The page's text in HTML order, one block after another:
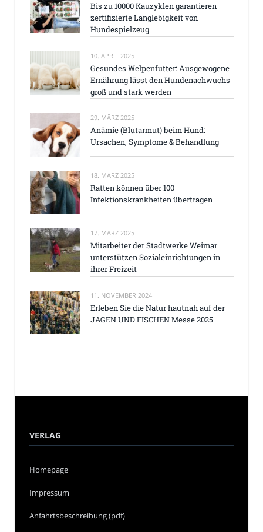
Bis zu 10000 Kauzyklen garantieren
zertifizierte Langlebigkeit von
Hundespielzeug
10. APRIL 2025
Gesundes Welpenfutter: Ausgewogene
Ernährung lässt den Hundenachwuchs
groß und stark werden
29. MÄRZ 2025
Anämie (Blutarmut) beim Hund:
Ursachen, Symptome & Behandlung
18. MÄRZ 2025
Ratten können über 100
Infektionskrankheiten übertragen
17. MÄRZ 2025
Mitarbeiter der Stadtwerke Weimar
unterstützen Sozialeinrichtungen in
ihrer Freizeit
11. NOVEMBER 2024
Erleben Sie die Natur hautnah auf der
JAGEN UND FISCHEN Messe 2025
VERLAG
Homepage
Impressum
Anfahrtsbeschreibung (pdf)